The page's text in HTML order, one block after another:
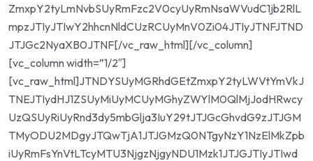
ZmxpY2tyLmNvbSUyRmFzc2V0cyUyRmNsaWVudC1jb2RlL
mpzJTIyJTIwY2hhcnNldCUzRCUyMnV0Zi04JTIyJTNFJTND
JTJGc2NyaXB0JTNF[/vc_raw_html][/vc_column]
[vc_column width=”1/2″]
[vc_raw_html]JTNDYSUyMGRhdGEtZmxpY2tyLWVtYmVkJ
TNEJTIydHJ1ZSUyMiUyMCUyMGhyZWYlM0QlMjJodHRwcy
UzQSUyRiUyRnd3dy5mbGlja3IuY29tJTJGcGhvdG9zJTJGM
TMyODU2MDgyJTQwTjA1JTJGMzQ0NTgyNzY1NzElMkZpb
iUyRmFsYnVtLTcyMTU3NjgzNjgyNDU1Mzk1JTJGJTIyJTIwd